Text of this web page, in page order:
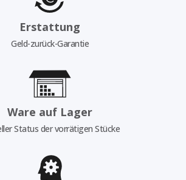
Erstattung
Geld-zurück-Garantie
Ware auf Lager
Status der vorrätigen Stücke